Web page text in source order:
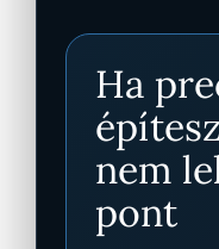
Ha
nem
pont